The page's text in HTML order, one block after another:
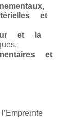
,
et
et la
et